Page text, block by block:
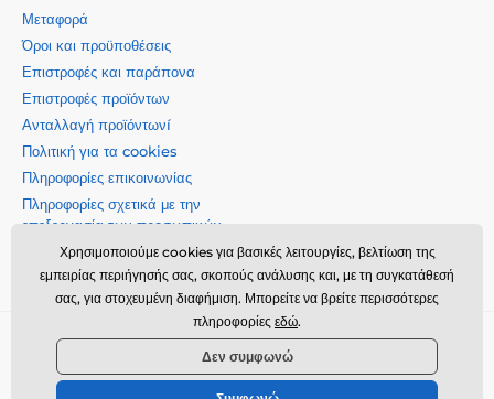
Μεταφορά
Όροι και προϋποθέσεις
Επιστροφές και παράπονα
Επιστροφές προϊόντων
Ανταλλαγή προϊόντωνí
Πολιτική για τα cookies
Πληροφορίες επικοινωνίας
Πληροφορίες σχετικά με την
επεξεργασία των προσωπικών
δεδομένων
Σχετικά με την εταιρεία μας
Momanio s.r.o., Okružní 361/14, 74718, Píšť, Czech republic,
VAT: CZ09604707, info@momanio.gr
Χρησιμοποιούμε cookies για βασικές λειτουργίες, βελτίωση της
εμπειρίας περιήγησής σας, σκοπούς ανάλυσης και, με τη συγκατάθεσή
σας, για στοχευμένη διαφήμιση. Μπορείτε να βρείτε περισσότερες
πληροφορίες εδώ.
Δεν συμφωνώ